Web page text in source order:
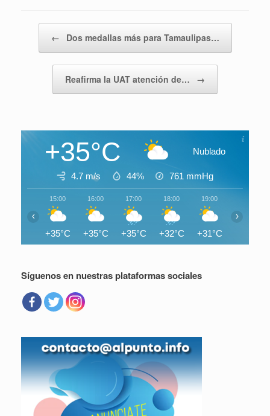
← Dos medallas más para Tamaulipas…
Reafirma la UAT atención de… →
+35°C Nublado
4.7 m/s 44% 761 mmHg
15:00
+35°C
16:00
+35°C
17:00
+35°C
18:00
+32°C
19:00
+31°C
‹ ›
Síguenos en nuestras plataformas sociales